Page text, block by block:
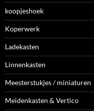
koopjeshoek
Koperwerk
Ladekasten
Linnenkasten
Meesterstukjes / miniaturen
Meidenkasten & Vertico